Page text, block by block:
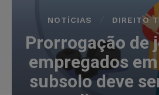
NOTÍCIAS DIREITO
Prorrogação de
empregados
subsolo deve